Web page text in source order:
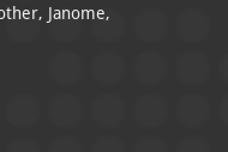
Janome,